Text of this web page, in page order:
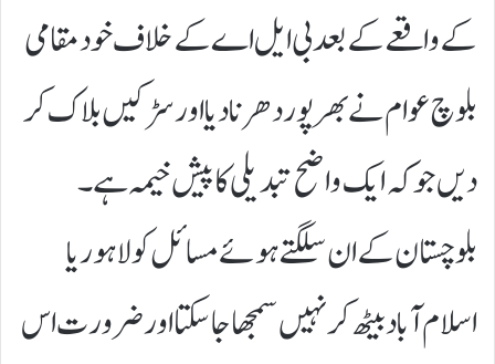
کے واقعے کے بعد بی ایل اے کے خلاف خود مقامی
بلوچ عوام نے بھرپور دھرنا دیا اور سڑکیں بلاک کر
دیں جو کہ ایک واضح تبدیلی کا پیش خیمہ ہے۔
بلوچستان کے ان سلگتے ہوئے مسائل کو لاہور یا
اسلام آباد بیٹھ کر نہیں سمجھا جا سکتا اور ضرورت اس